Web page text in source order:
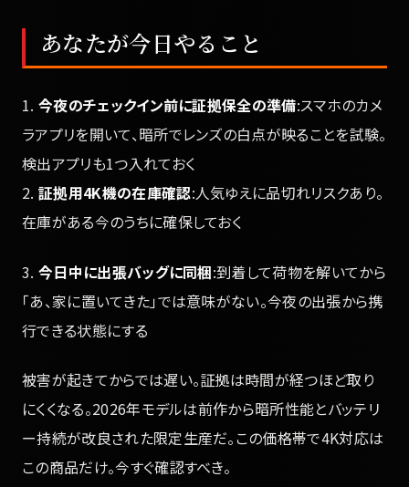
あなたが今日やること
1. 今夜のチェックイン前に証拠保全の準備:スマホのカメ
ラアプリを開いて、暗所でレンズの白点が映ることを試験。
検出アプリも1つ入れておく
2. 証拠用4K機の在庫確認:人気ゆえに品切れリスクあり。
在庫がある今のうちに確保しておく
3. 今日中に出張バッグに同梱:到着して荷物を解いてから
「あ、家に置いてきた」では意味がない。今夜の出張から携
行できる状態にする
被害が起きてからでは遅い。証拠は時間が経つほど取り
にくくなる。2026年モデルは前作から暗所性能とバッテリ
ー持続が改良された限定生産だ。この価格帯で4K対応は
この商品だけ。今すぐ確認すべき。